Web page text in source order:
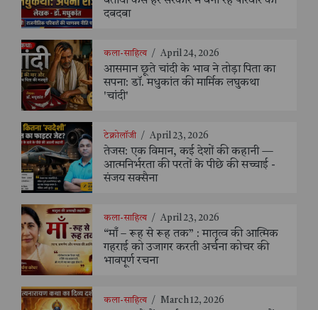
दबदबा
कला-साहित्य / April 24, 2026
आसमान छूते चांदी के भाव ने तोड़ा पिता का
सपना: डॉ. मधुकांत की मार्मिक लघुकथा
'चांदी'
टेक्नोलॉजी / April 23, 2026
तेजस: एक विमान, कई देशों की कहानी —
आत्मनिर्भरता की परतों के पीछे की सच्चाई -
संजय सक्सैना
कला-साहित्य / April 23, 2026
“माँ – रूह से रूह तक” : मातृत्व की आत्मिक
गहराई को उजागर करती अर्चना कोचर की
भावपूर्ण रचना
कला-साहित्य / March 12, 2026